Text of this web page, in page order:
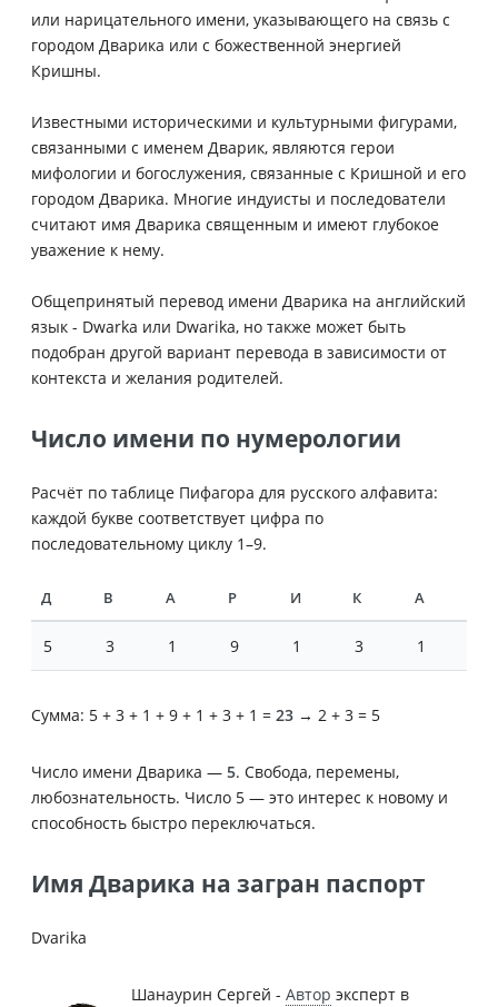
или нарицательного имени, указывающего на связь с
городом Дварика или с божественной энергией
Кришны.
Известными историческими и культурными фигурами,
связанными с именем Дварик, являются герои
мифологии и богослужения, связанные с Кришной и его
городом Дварика. Многие индуисты и последователи
считают имя Дварика священным и имеют глубокое
уважение к нему.
Общепринятый перевод имени Дварика на английский
язык - Dwarka или Dwarika, но также может быть
подобран другой вариант перевода в зависимости от
контекста и желания родителей.
Число имени по нумерологии
Расчёт по таблице Пифагора для русского алфавита:
каждой букве соответствует цифра по
последовательному циклу 1–9.
Д В А Р И К А
5 3 1 9 1 3 1
Сумма: 5 + 3 + 1 + 9 + 1 + 3 + 1 = 23 → 2 + 3 = 5
Число имени Дварика — 5. Свобода, перемены,
любознательность. Число 5 — это интерес к новому и
способность быстро переключаться.
Имя Дварика на загран паспорт
Dvarika
Шанаурин Сергей - Автор эксперт в